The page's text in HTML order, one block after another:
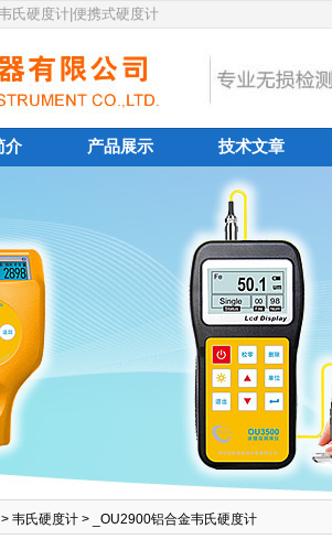
氏硬度计|便携式硬度计
介 产品展示 技术文章
韦氏硬度计 > _OU2900铝合金韦氏硬度计